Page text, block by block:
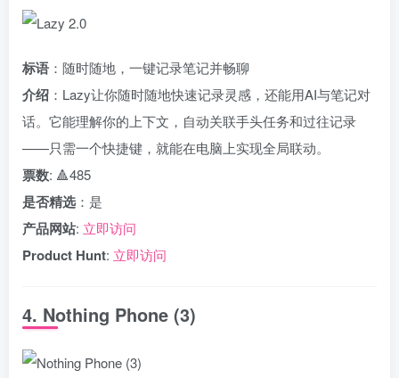
标语 ：随时随地，一键记录笔记并畅聊
介绍 ：Lazy让你随时随地快速记录灵感，还能用AI与笔记对
话。它能理解你的上下文，自动关联手头任务和过往记录
——只需一个快捷键，就能在电脑上实现全局联动。
票数: 🔺485
是否精选 ：是
产品网站: 立即访问
Product Hunt: 立即访问
4. Nothing Phone (3)